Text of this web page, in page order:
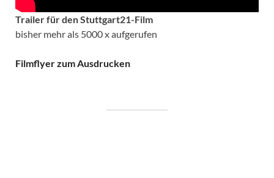
Trailer für den Stuttgart21-Film
bisher mehr als 5000 x aufgerufen
Filmflyer zum Ausdrucken